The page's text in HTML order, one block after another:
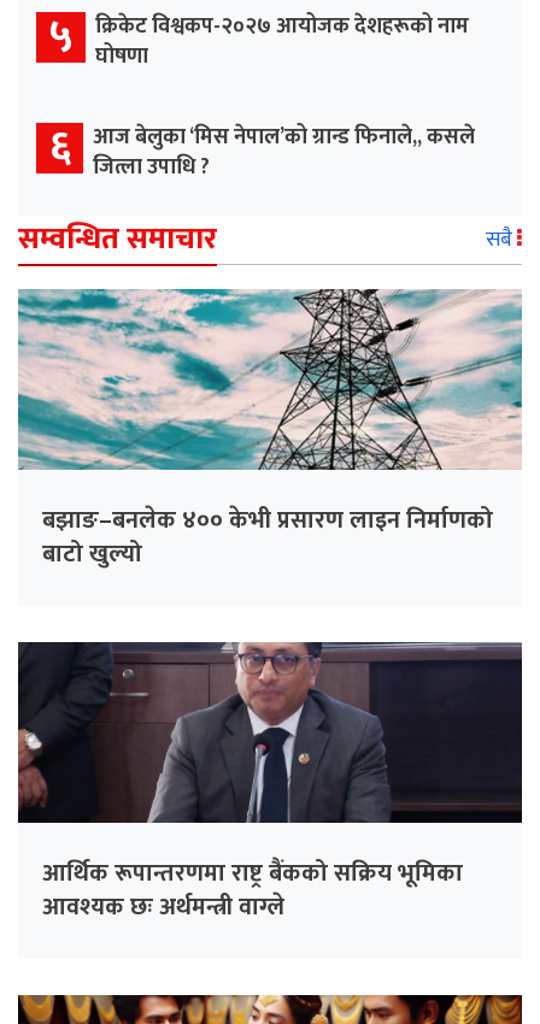
५ क्रिकेट विश्वकप-२०२७ आयोजक देशहरूको नाम
घोषणा
६ आज बेलुका ‘मिस नेपाल’को ग्रान्ड फिनाले,, कसले
जित्ला उपाधि ?
सम्वन्धित समाचार सबै
बझाङ–बनलेक ४०० केभी प्रसारण लाइन निर्माणको
बाटो खुल्यो
आर्थिक रूपान्तरणमा राष्ट्र बैंकको सक्रिय भूमिका
आवश्यक छः अर्थमन्त्री वाग्ले